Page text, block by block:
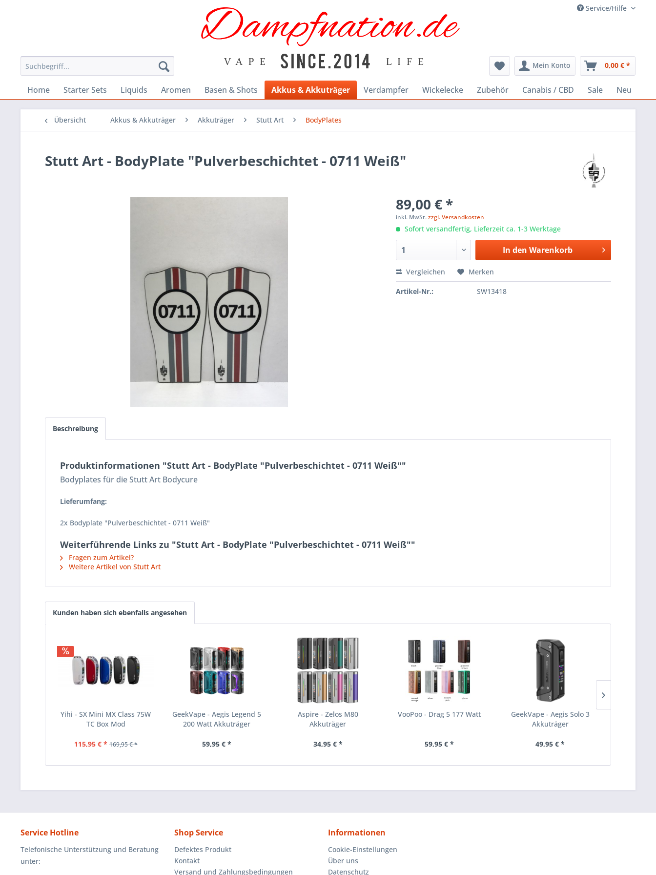
Service/Hilfe
Mein Konto 0,00 € *
Home Starter Sets Liquids Aromen Basen & Shots Akkus & Akkuträger Verdampfer Wickelecke Zubehör Canabis / CBD Sale Neu
Übersicht Akkus & Akkuträger Akkuträger Stutt Art BodyPlates
Stutt Art - BodyPlate "Pulverbeschichtet - 0711 Weiß"
89,00 € *
inkl. MwSt.zzgl. Versandkosten
Sofort versandfertig, Lieferzeit ca. 1-3 Werktage
In den Warenkorb
Vergleichen Merken
Artikel-Nr.: SW13418
Beschreibung
Produktinformationen "Stutt Art - BodyPlate "Pulverbeschichtet - 0711 Weiß""
Bodyplates für die Stutt Art Bodycure
Lieferumfang:
2x Bodyplate "Pulverbeschichtet - 0711 Weiß"
Weiterführende Links zu "Stutt Art - BodyPlate "Pulverbeschichtet - 0711 Weiß""
Fragen zum Artikel?
Weitere Artikel von Stutt Art
Kunden haben sich ebenfalls angesehen
Yihi - SX Mini MX Class 75W
TC Box Mod
115,95 € * 169,95 € *
GeekVape - Aegis Legend 5
200 Watt Akkuträger
59,95 € *
Aspire - Zelos M80
Akkuträger
34,95 € *
VooPoo - Drag 5 177 Watt
59,95 € *
GeekVape - Aegis Solo 3
Akkuträger
49,95 € *
Service Hotline
Telefonische Unterstützung und Beratung
unter:
Shop Service
Defektes Produkt
Kontakt
Versand und Zahlungsbedingungen
Informationen
Cookie-Einstellungen
Über uns
Datenschutz